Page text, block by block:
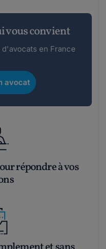
vous convient
en France
avocat
répondre à vos